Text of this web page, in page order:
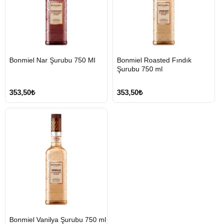
GÖNDERİ
Bonmiel Nar Şurubu 750 Ml
353,50₺
GÖNDERİ
Bonmiel Roasted Fındık
Şurubu 750 ml
353,50₺
GÖNDERİ
Bonmiel Vanilya Şurubu 750 ml